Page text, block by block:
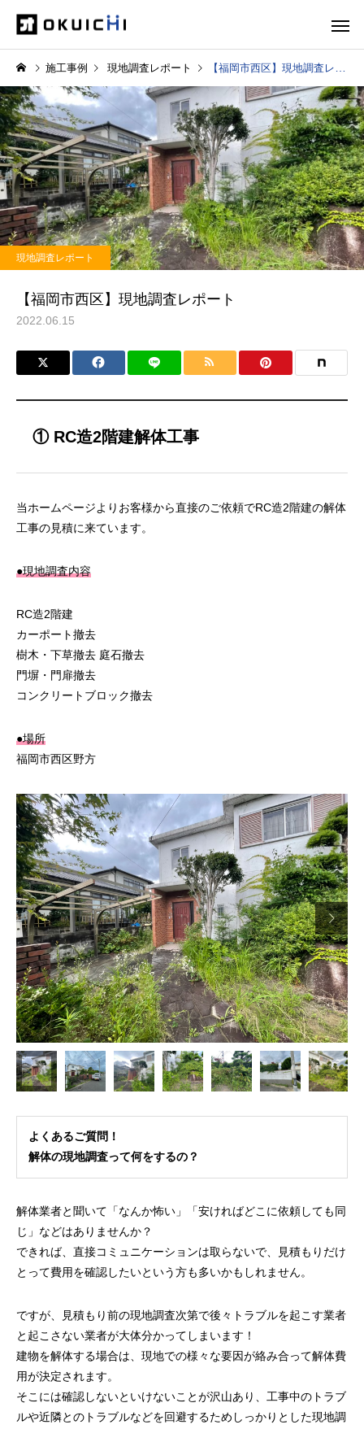
施工事例 現地調査レポート 【福岡市西区】現地調査レポート
現地調査レポート
【福岡市西区】現地調査レポート
2022.06.15
① RC造2階建解体工事
当ホームページよりお客様から直接のご依頼でRC造2階建の解体
工事の見積に来ています。
●現地調査内容
RC造2階建
カーポート撤去
樹木・下草撤去 庭石撤去
門塀・門扉撤去
コンクリートブロック撤去
●場所
福岡市西区野方

よくあるご質問！
解体の現地調査って何をするの？
解体業者と聞いて「なんか怖い」「安ければどこに依頼しても同
じ」などはありませんか？
できれば、直接コミュニケーションは取らないで、見積もりだけ
とって費用を確認したいという方も多いかもしれません。
ですが、見積もり前の現地調査次第で後々トラブルを起こす業者
と起こさない業者が大体分かってしまいます！
建物を解体する場合は、現地での様々な要因が絡み合って解体費
用が決定されます。
そこには確認しないといけないことが沢山あり、工事中のトラブ
ルや近隣とのトラブルなどを回避するためしっかりとした現地調